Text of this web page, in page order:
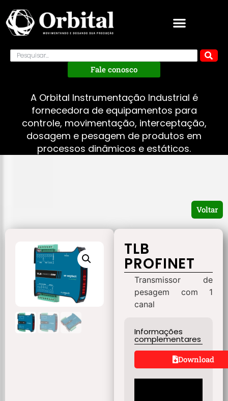
Fale conosco
A Orbital Instrumentação Industrial é
fornecedora de equipamentos para
controle, movimentação, interceptação,
dosagem e pesagem de produtos em
processos dinâmicos e estáticos.
Voltar
TLB
PROFINET
Transmissor de
pesagem com 1
canal
Informações
complementares
Download